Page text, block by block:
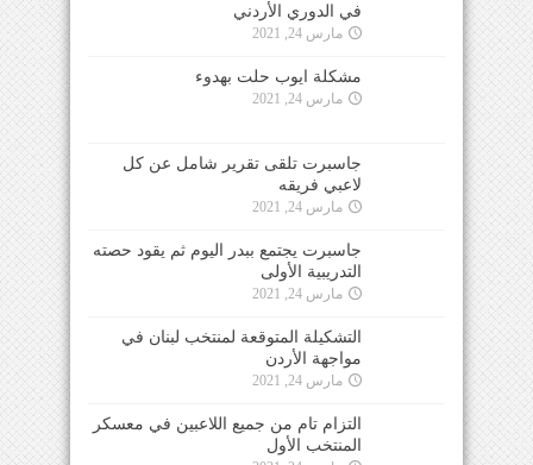
في الدوري الأردني
مارس 24, 2021
مشكلة ايوب حلت بهدوء
مارس 24, 2021
جاسبرت تلقى تقرير شامل عن كل
لاعبي فريقه
مارس 24, 2021
جاسبرت يجتمع ببدر اليوم ثم يقود حصته
التدريبية الأولى
مارس 24, 2021
التشكيلة المتوقعة لمنتخب لبنان في
مواجهة الأردن
مارس 24, 2021
التزام تام من جميع اللاعبين في معسكر
المنتخب الأول